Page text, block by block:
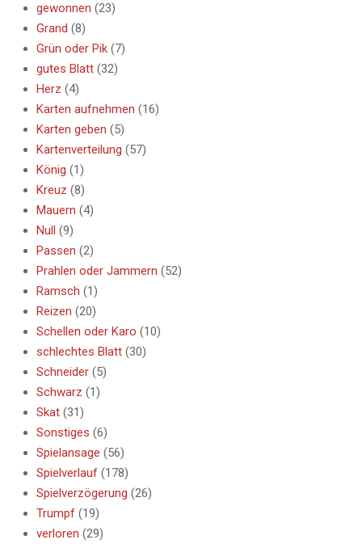
gewonnen (23)
Grand (8)
Grün oder Pik (7)
gutes Blatt (32)
Herz (4)
Karten aufnehmen (16)
Karten geben (5)
Kartenverteilung (57)
König (1)
Kreuz (8)
Mauern (4)
Null
(9)
Passen (2)
Prahlen oder Jammern (52)
Ramsch (1)
Reizen (20)
Schellen oder Karo (10)
schlechtes Blatt (30)
Schneider (5)
Schwarz (1)
Skat (31)
Sonstiges (6)
Spielansage (56)
Spielverlauf (178)
Spielverzögerung (26)
Trumpf (19)
verloren (29)